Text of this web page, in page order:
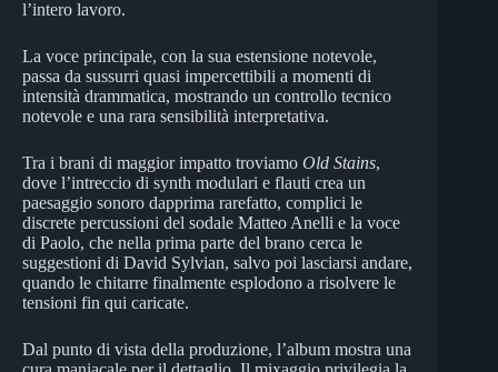
l’intero lavoro.
La voce principale, con la sua estensione notevole,
passa da sussurri quasi impercettibili a momenti di
intensità drammatica, mostrando un controllo tecnico
notevole e una rara sensibilità interpretativa.
Tra i brani di maggior impatto troviamo Old Stains,
dove l’intreccio di synth modulari e flauti crea un
paesaggio sonoro dapprima rarefatto, complici le
discrete percussioni del sodale Matteo Anelli e la voce
di Paolo, che nella prima parte del brano cerca le
suggestioni di David Sylvian, salvo poi lasciarsi andare,
quando le chitarre finalmente esplodono a risolvere le
tensioni fin qui caricate.
Dal punto di vista della produzione, l’album mostra una